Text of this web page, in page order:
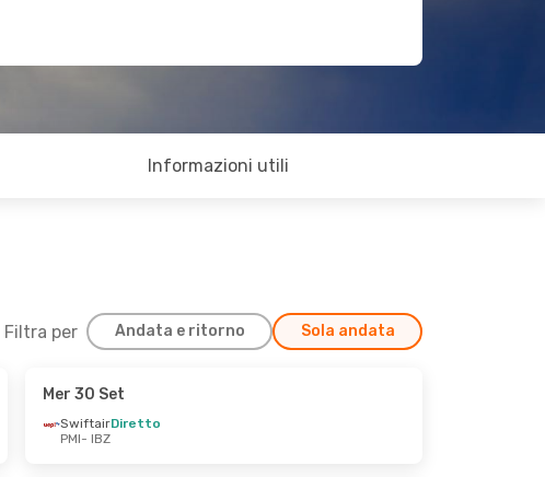
Informazioni utili
Filtra per Andata e ritorno Sola andata
Mer 30 Set
SwiftairDiretto
PMI- IBZ